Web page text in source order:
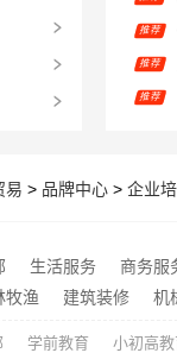
推荐
推荐
推荐
推荐
推荐
易 > 品牌中心 > 企业
生活服务 商务服
牧渔
建筑装修 机
学前教育 小初高教